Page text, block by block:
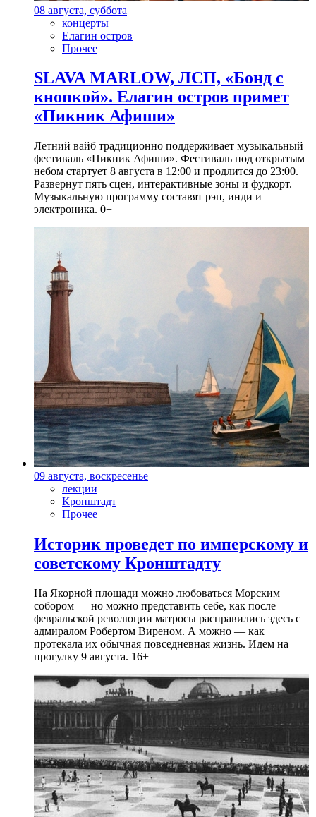
08 августа, суббота
концерты
Елагин остров
Прочее
SLAVA MARLOW, ЛСП, «Бонд с
кнопкой». Елагин остров примет
«Пикник Афиши»
Летний вайб традиционно поддерживает музыкальный
фестиваль «Пикник Афиши». Фестиваль под открытым
небом стартует 8 августа в 12:00 и продлится до 23:00.
Развернут пять сцен, интерактивные зоны и фудкорт.
Музыкальную программу составят рэп, инди и
электроника. 0+
09 августа, воскресенье
лекции
Кронштадт
Прочее
Историк проведет по имперскому и
советскому Кронштадту
На Якорной площади можно любоваться Морским
собором — но можно представить себе, как после
февральской революции матросы расправились здесь с
адмиралом Робертом Виреном. А можно — как
протекала их обычная повседневная жизнь. Идем на
прогулку 9 августа. 16+